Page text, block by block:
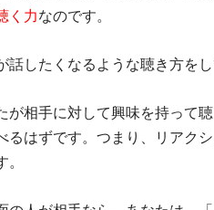
く力なのです。
話したくなるような聴き方を
が相手に対して興味を持って
るはずです。つまり、リアク
。